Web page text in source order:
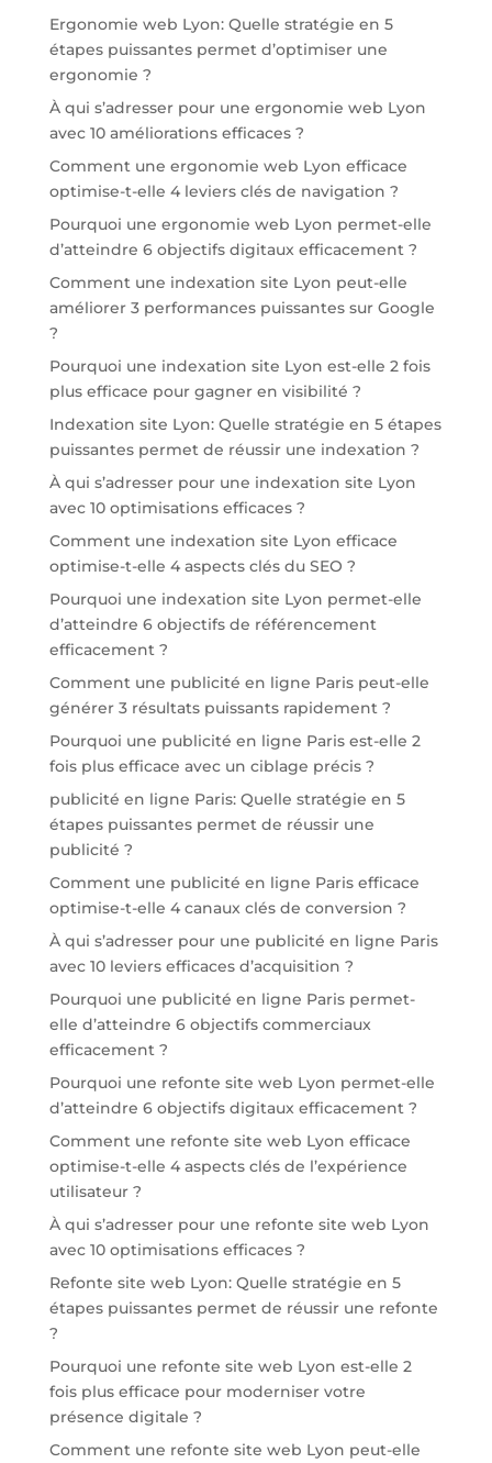
Ergonomie web Lyon: Quelle stratégie en 5
étapes puissantes permet d’optimiser une
ergonomie ?
À qui s’adresser pour une ergonomie web Lyon
avec 10 améliorations efficaces ?
Comment une ergonomie web Lyon efficace
optimise-t-elle 4 leviers clés de navigation ?
Pourquoi une ergonomie web Lyon permet-elle
d’atteindre 6 objectifs digitaux efficacement ?
Comment une indexation site Lyon peut-elle
améliorer 3 performances puissantes sur Google
?
Pourquoi une indexation site Lyon est-elle 2 fois
plus efficace pour gagner en visibilité ?
Indexation site Lyon: Quelle stratégie en 5 étapes
puissantes permet de réussir une indexation ?
À qui s’adresser pour une indexation site Lyon
avec 10 optimisations efficaces ?
Comment une indexation site Lyon efficace
optimise-t-elle 4 aspects clés du SEO ?
Pourquoi une indexation site Lyon permet-elle
d’atteindre 6 objectifs de référencement
efficacement ?
Comment une publicité en ligne Paris peut-elle
générer 3 résultats puissants rapidement ?
Pourquoi une publicité en ligne Paris est-elle 2
fois plus efficace avec un ciblage précis ?
publicité en ligne Paris: Quelle stratégie en 5
étapes puissantes permet de réussir une
publicité ?
Comment une publicité en ligne Paris efficace
optimise-t-elle 4 canaux clés de conversion ?
À qui s’adresser pour une publicité en ligne Paris
avec 10 leviers efficaces d’acquisition ?
Pourquoi une publicité en ligne Paris permet-
elle d’atteindre 6 objectifs commerciaux
efficacement ?
Pourquoi une refonte site web Lyon permet-elle
d’atteindre 6 objectifs digitaux efficacement ?
Comment une refonte site web Lyon efficace
optimise-t-elle 4 aspects clés de l’expérience
utilisateur ?
À qui s’adresser pour une refonte site web Lyon
avec 10 optimisations efficaces ?
Refonte site web Lyon: Quelle stratégie en 5
étapes puissantes permet de réussir une refonte
?
Pourquoi une refonte site web Lyon est-elle 2
fois plus efficace pour moderniser votre
présence digitale ?
Comment une refonte site web Lyon peut-elle